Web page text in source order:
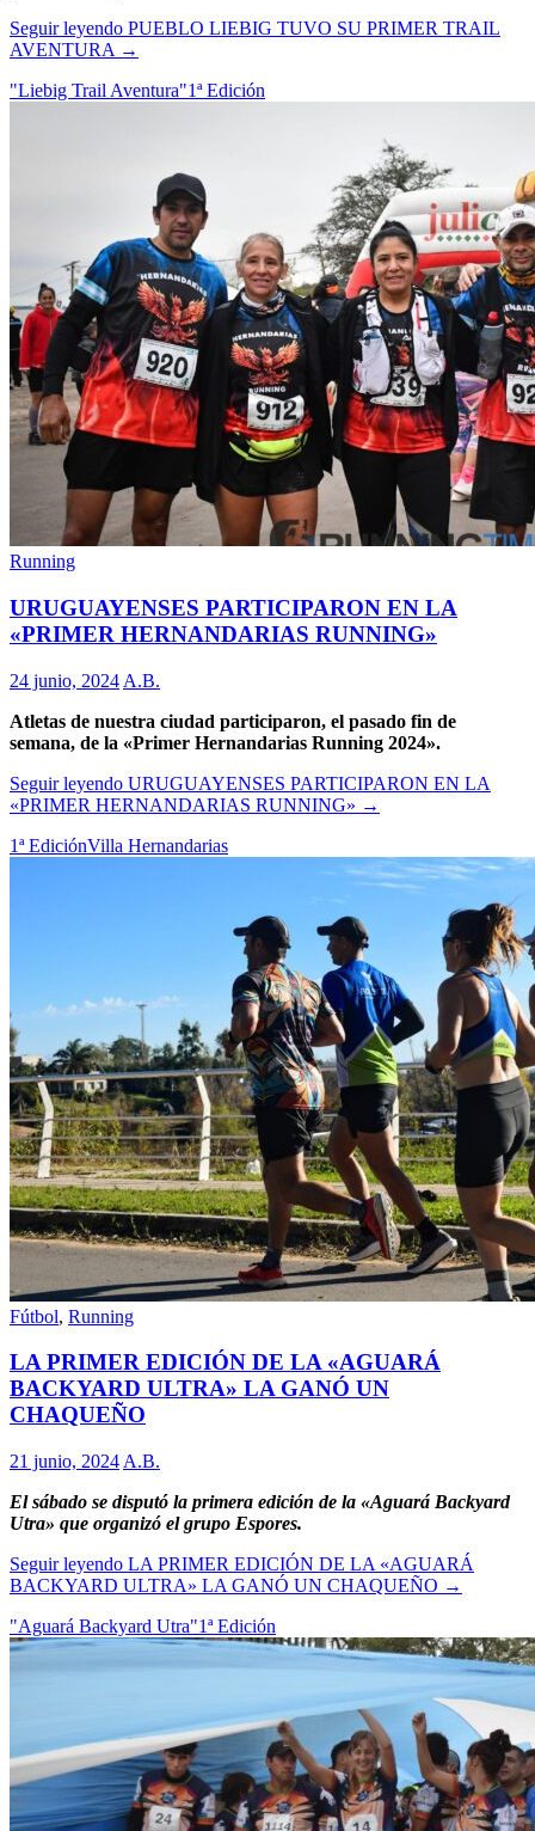
Seguir leyendo PUEBLO LIEBIG TUVO SU PRIMER TRAIL
AVENTURA →
"Liebig Trail Aventura"1ª Edición
Running
URUGUAYENSES PARTICIPARON EN LA
«PRIMER HERNANDARIAS RUNNING»
24 junio, 2024 A.B.
Atletas de nuestra ciudad participaron, el pasado fin de
semana, de la «Primer Hernandarias Running 2024».
Seguir leyendo URUGUAYENSES PARTICIPARON EN LA
«PRIMER HERNANDARIAS RUNNING» →
1ª EdiciónVilla Hernandarias
Fútbol, Running
LA PRIMER EDICIÓN DE LA «AGUARÁ
BACKYARD ULTRA» LA GANÓ UN
CHAQUEÑO
21 junio, 2024 A.B.
El sábado se disputó la primera edición de la «Aguará Backyard
Utra» que organizó el grupo Espores.
Seguir leyendo LA PRIMER EDICIÓN DE LA «AGUARÁ
BACKYARD ULTRA» LA GANÓ UN CHAQUEÑO →
"Aguará Backyard Utra"1ª Edición